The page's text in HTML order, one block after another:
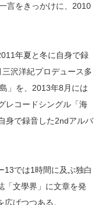
言をきっかけに、2010
年夏と冬に自身で録
沢洋紀プロデュース多
」を、2013年8月には
レコードシングル「海
身で録音した2ndアルバ
13では1時間に及ぶ独白
「文學界」に文章を発
げつつある。